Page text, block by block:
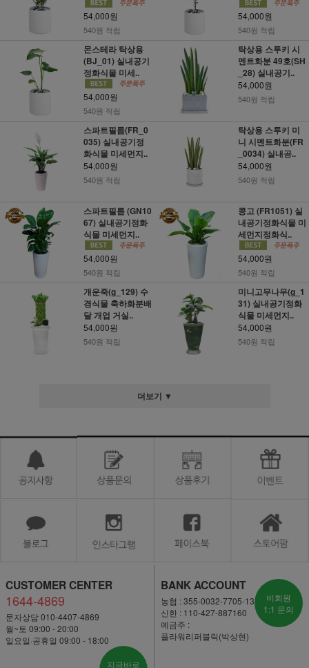
54,000원
540원 적립
54,000원
540원 적립
몬스테라 탁상용
(BJ_01) 실내공기
정화식물 미세..
54,000원
540원 적립
탁상용 스투키 시
멘트화분 49호(SH
_28) 실내공기..
54,000원
540원 적립
스파트필름(FR_0
035) 실내공기정
화식물 미세먼지..
54,000원
540원 적립
탁상용 스투키 미
니 시멘트화분(FR
_0034) 실내공..
54,000원
540원 적립
스파트필름 (GN10
67) 실내공기정화
식물 미세먼지..
54,000원
540원 적립
콩고 (FR1051) 실
내공기정화식물 미
세먼지정화식..
54,000원
540원 적립
개운죽(g_129) 수
경식물 축하화분배
달 개업 거실..
54,000원
540원 적립
미니고무나무(g_1
31) 실내공기정화
식물 미세먼지..
54,000원
540원 적립
더보기 ▼
CUSTOMER CENTER
1644-4869
문자상담 010-4407-4869
월~토 09:00 - 20:00
일요일·공휴일 09:00 - 18:00
지금바로
BANK ACCOUNT
농협 : 355-0032-7705-13
신한 : 110-427-887160
예금주 :
플라워리퍼블릭(박상현)
비회원
1:1 문의